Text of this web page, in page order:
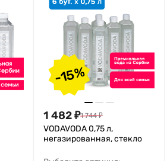
-15%
1 482₽1 744 ₽
VODAVODA 0,75 л,
негазированная, стекло